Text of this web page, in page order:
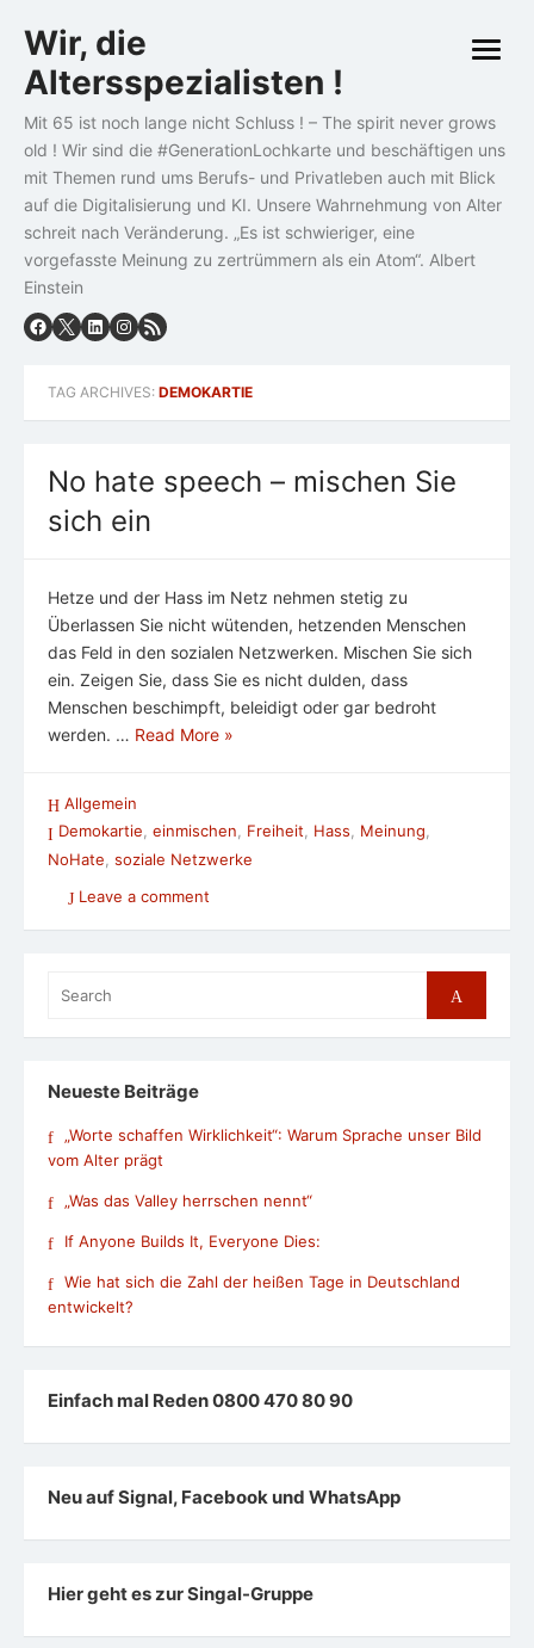
to
content
Wir, die
Altersspezialisten !
Mit 65 ist noch lange nicht Schluss ! – The spirit never grows
old ! Wir sind die #GenerationLochkarte und beschäftigen uns
mit Themen rund ums Berufs- und Privatleben auch mit Blick
auf die Digitalisierung und KI. Unsere Wahrnehmung von Alter
schreit nach Veränderung. „Es ist schwieriger, eine
vorgefasste Meinung zu zertrümmern als ein Atom“. Albert
Einstein
open
TAG ARCHIVES: DEMOKARTIE
No hate speech – mischen Sie
sich ein
Hetze und der Hass im Netz nehmen stetig zu
Überlassen Sie nicht wütenden, hetzenden Menschen
das Feld in den sozialen Netzwerken. Mischen Sie sich
ein. Zeigen Sie, dass Sie es nicht dulden, dass
Menschen beschimpft, beleidigt oder gar bedroht
werden. … Read More »
Allgemein
Demokartie, einmischen, Freiheit, Hass, Meinung,
NoHate soziale Netzwerke
Leave a comment
for:
Search
Neueste Beiträge
„Worte schaffen Wirklichkeit“: Warum Sprache unser Bild
vom Alter prägt
„Was das Valley herrschen nennt“
If Anyone Builds It, Everyone Dies:
Wie hat sich die Zahl der heißen Tage in Deutschland
entwickelt?
Einfach mal Reden 0800 470 80 90
Neu auf Signal, Facebook und WhatsApp
Hier geht es zur Singal-Gruppe